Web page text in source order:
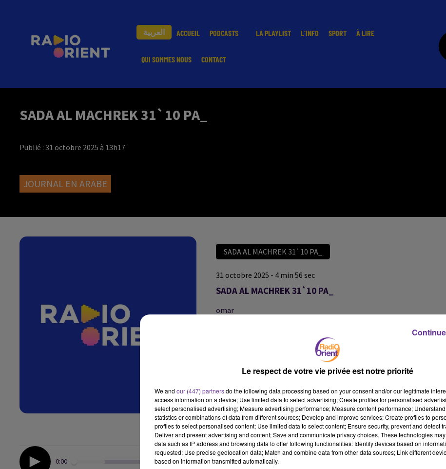
العربية ACCUEIL PODCASTS LA PLAYLIST L'INFO SPORT À LIRE
QUI SOMMES NOUS CONTACT
SADA AL MACHREK 31`10 PA_
Publié : 31 octobre 2025 à 13h17
JOURNAL EN ARABE
SADA AL MACHREK 31`10 PA_
31 octobre 2025 - 4 min 56 sec
SADA AL MACHREK 31`10 PA_
omar
SADA AL MACHREK 31`10 PA_
0:00
Le respect de votre vie privée est notre priorité
We and our (447) partnersdo the following data processing based on your consent and/or our legitimate
access information on a device; Use limited data to select advertising; Create profiles for personalised
select personalised advertising; Measure advertising performance; Measure content performance;
statistics or combinations of data from different sources; Develop and improve services; Create profiles to
profiles to select personalised content; Use limited data to select content; Ensure security, prevent and detect
Deliver and present advertising and content; Save and communicate privacy choices. These technologies
data such as IP address and browsing data to offer following functionalities: Identify devices based on
requested; Use precise geolocation data; Match and combine data from other data sources; Link different
based on information transmitted automatically.